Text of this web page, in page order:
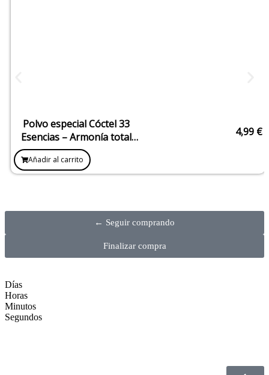
Polvo especial Cóctel 33
Esencias – Armonía total
para atraer el éxito
4,99 €
Añadir al carrito
← Seguir comprando
Finalizar compra
Días
Horas
Minutos
Segundos